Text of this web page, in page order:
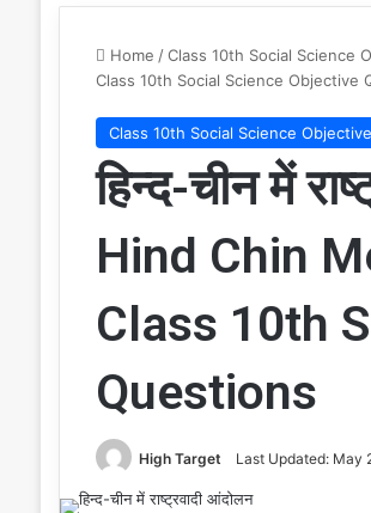
Home / Class 10th Social Science
Class 10th Social Science Objective
Class 10th Social Science Objective
हिन्द-चीन में
Hind Chin
Class 10th
Questions
High Target Last Updated: May